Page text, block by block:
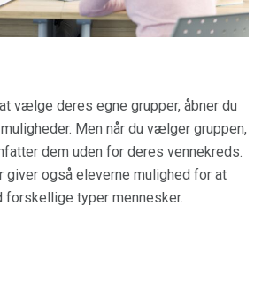
vælge deres egne grupper, åbner du
Men når du vælger gruppen,
dem uden for deres vennekreds.
giver også eleverne mulighed for at
forskellige typer mennesker.